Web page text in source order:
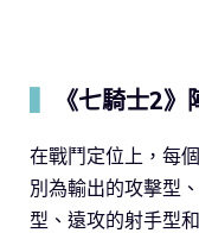
《七騎士2》
在戰鬥定位上，每
別為輸出的攻擊型
型、遠攻的射手型